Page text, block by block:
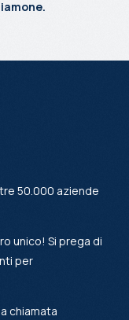
50.000 aziende
unico! Si prega di
per
chiamata